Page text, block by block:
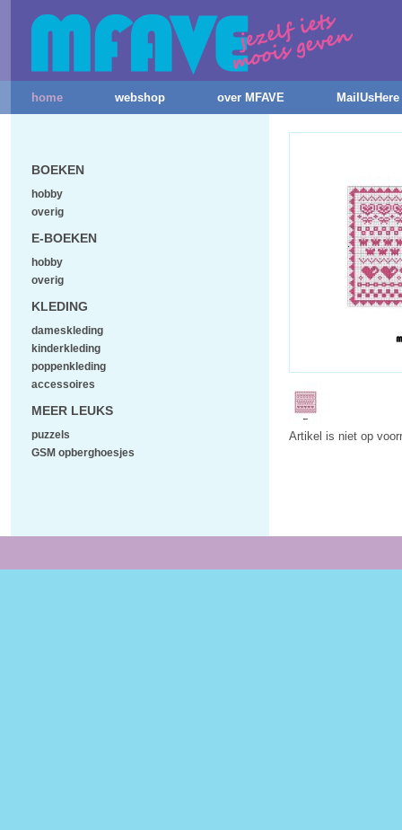
home webshop over MFAVE MailUsHere
Artikel is niet op
BOEKEN
hobby
overig
E-BOEKEN
hobby
overig
KLEDING
dameskleding
kinderkleding
poppenkleding
accessoires
MEER LEUKS
puzzels
GSM opberghoesjes